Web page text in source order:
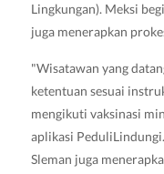
Lingkungan). Meksi
juga menerapkan
"Wisatawan yang
ketentuan sesuai
mengikuti vaksinasi
aplikasi
Sleman juga